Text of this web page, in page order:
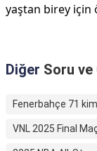
yaştan birey için
Diğer Soru ve
Fenerbahçe 71
VNL 2025 Final